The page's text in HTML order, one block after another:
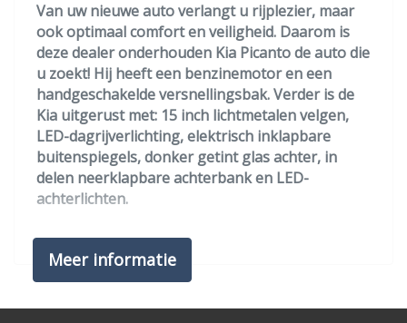
Anti blokkeer systeem
Anti doorslip regeling
Apple carplay/android auto
Autonomous emergency braking
Bestuurdersairbag
Bluetooth
Connected services
Hoofd airbag(s) achter
Van uw nieuwe auto verlangt u rijplezier, maar
ook optimaal comfort en veiligheid. Daarom is
deze dealer onderhouden Kia Picanto de auto die
u zoekt! Hij heeft een benzinemotor en een
handgeschakelde versnellingsbak. Verder is de
Kia uitgerust met: 15 inch lichtmetalen velgen,
LED-dagrijverlichting, elektrisch inklapbare
buitenspiegels, donker getint glas achter, in
delen neerklapbare achterbank en LED-
achterlichten.
Het digitale dashboard zorgt voor een super
functionele display van reisinformatie. Soepel
inparkeren in de krapste parkeervakken. De
Meer informatie